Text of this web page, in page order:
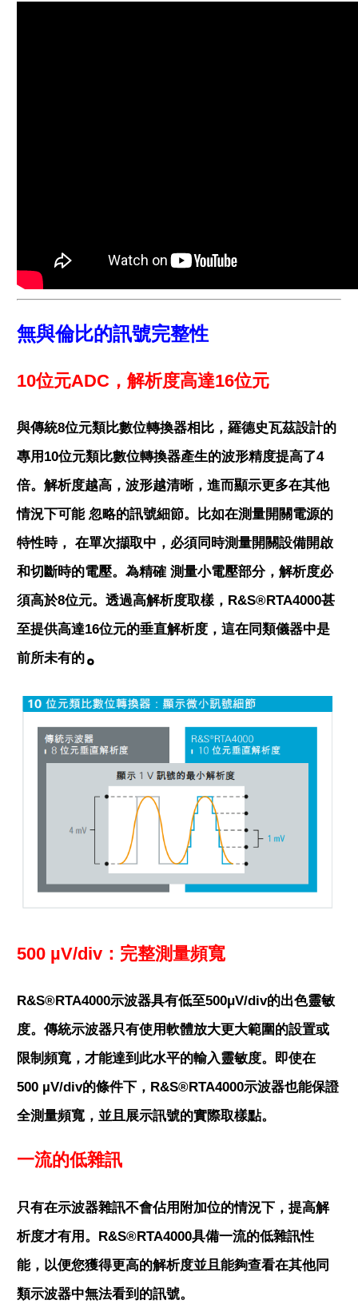
無與倫比的訊號完整性
10位元ADC，解析度高達16位元
與傳統8位元類比數位轉換器相比，羅德史瓦茲設計的
專用10位元類比數位轉換器產生的波形精度提高了4
倍。解析度越高，波形越清晰，進而顯示更多在其他
情況下可能 忽略的訊號細節。比如在測量開關電源的
特性時， 在單次擷取中，必須同時測量開關設備開啟
和切斷時的電壓。為精確 測量小電壓部分，解析度必
須高於8位元。透過高解析度取樣，R&S®RTA4000甚
至提供高達16位元的垂直解析度，這在同類儀器中是
前所未有的。
500 µV/div：完整測量頻寬
R&S®RTA4000示波器具有低至500μV/div的出色靈敏
度。傳統示波器只有使用軟體放大更大範圍的設置或
限制頻寬，才能達到此水平的輸入靈敏度。即使在
500 µV/div的條件下，R&S®RTA4000示波器也能保證
全測量頻寬，並且展示訊號的實際取樣點。
一流的低雜訊
只有在示波器雜訊不會佔用附加位的情況下，提高解
析度才有用。R&S®RTA4000具備一流的低雜訊性
能，以便您獲得更高的解析度並且能夠查看在其他同
類示波器中無法看到的訊號。